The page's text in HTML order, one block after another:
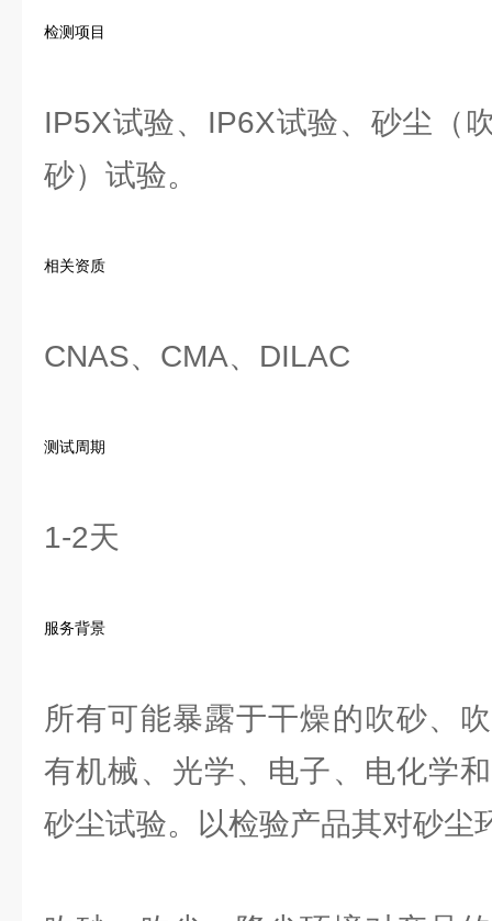
检测项目
IP5X试验、IP6X试验、砂尘（
砂）试验。
相关资质
CNAS、CMA、DILAC
测试周期
1-2天
服务背景
所有可能暴露于干燥的吹砂、
有机械、光学、电子、电化学
砂尘试验。以检验产品其对砂尘